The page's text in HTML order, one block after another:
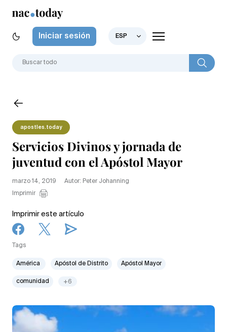
Iniciar sesión ESP
apostles.today
Servicios Divinos y jornada de
juventud con el Apóstol Mayor
marzo 14, 2019
Autor: Peter Johanning
Imprimir
Imprimir este artículo
Tags
América Apóstol de Distrito Apóstol Mayor
comunidad +6